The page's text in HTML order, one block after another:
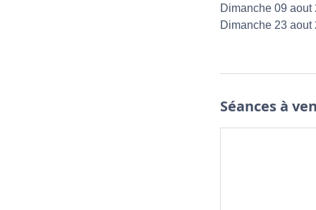
Dimanche 09 aout
Dimanche 23 aout
Séances à